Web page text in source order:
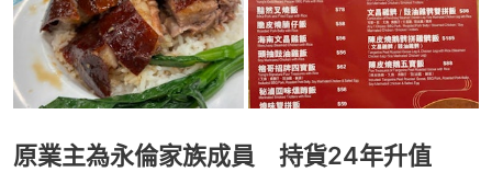
原業主為永倫家族成員 持貨24年升值